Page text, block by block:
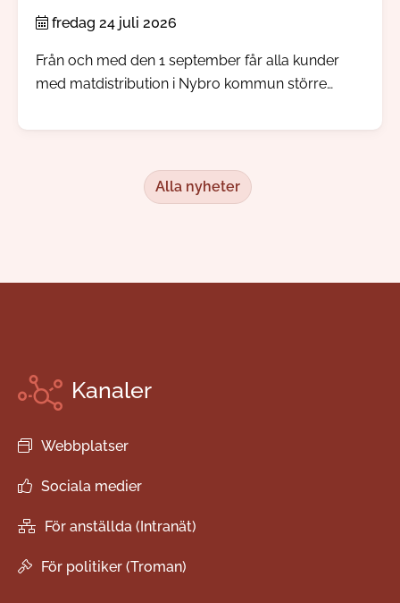
fredag 24 juli 2026
Från och med den 1 september får alla kunder
med matdistribution i Nybro kommun större
redan i augusti kommer kunden kunna börja göra
Alla nyheter
Kanaler
Webbplatser
Sociala medier
För anställda (Intranät)
För politiker (Troman)